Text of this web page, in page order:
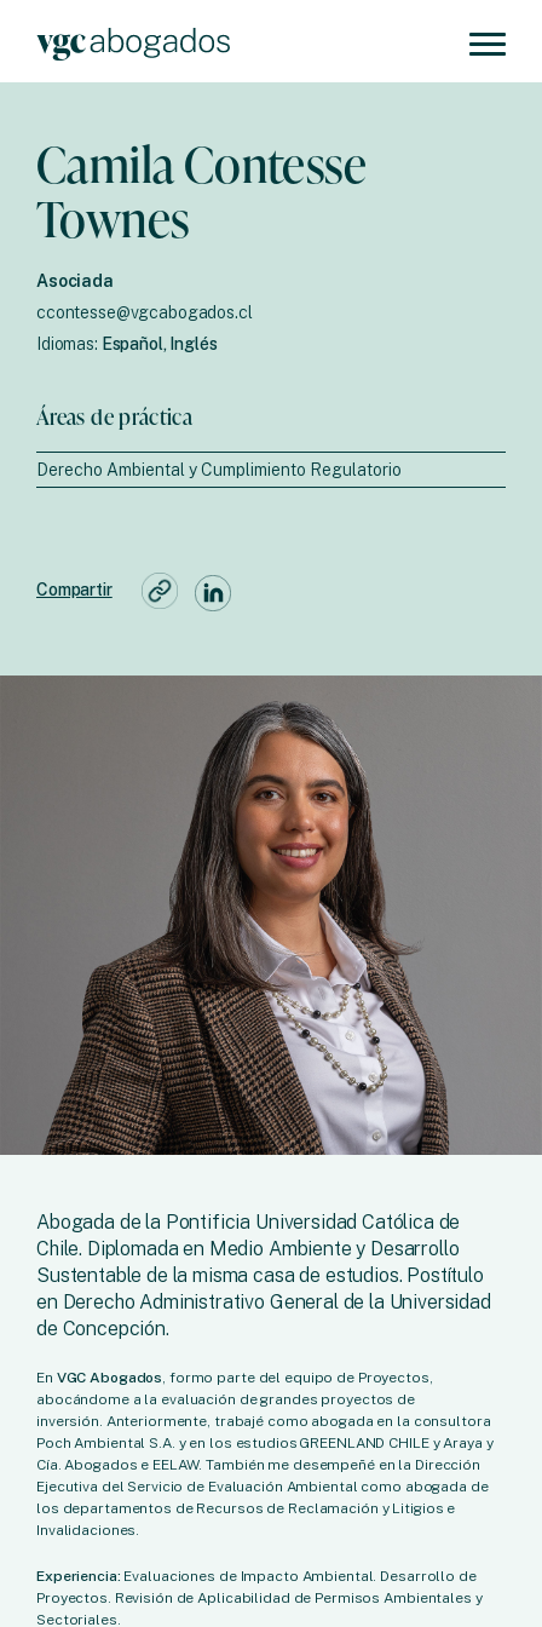
Camila Contesse
Townes
Asociada
ccontesse@vgcabogados.cl
Idiomas: Español, Inglés
Áreas de práctica
Derecho Ambiental y Cumplimiento Regulatorio
Compartir
Abogada de la Pontificia Universidad Católica de
Chile. Diplomada en Medio Ambiente y Desarrollo
Sustentable de la misma casa de estudios. Postítulo
en Derecho Administrativo General de la Universidad
de Concepción.
En VGC Abogados , formo parte del equipo de Proyectos,
abocándome a la evaluación de grandes proyectos de
inversión. Anteriormente, trabajé como abogada en la consultora
Poch Ambiental S.A. y en los estudios GREENLAND CHILE y Araya y
Cía. Abogados e EELAW. También me desempeñé en la Dirección
Ejecutiva del Servicio de Evaluación Ambiental como abogada de
los departamentos de Recursos de Reclamación y Litigios e
Invalidaciones.
Experiencia: Evaluaciones de Impacto Ambiental. Desarrollo de
Proyectos. Revisión de Aplicabilidad de Permisos Ambientales y
Sectoriales.